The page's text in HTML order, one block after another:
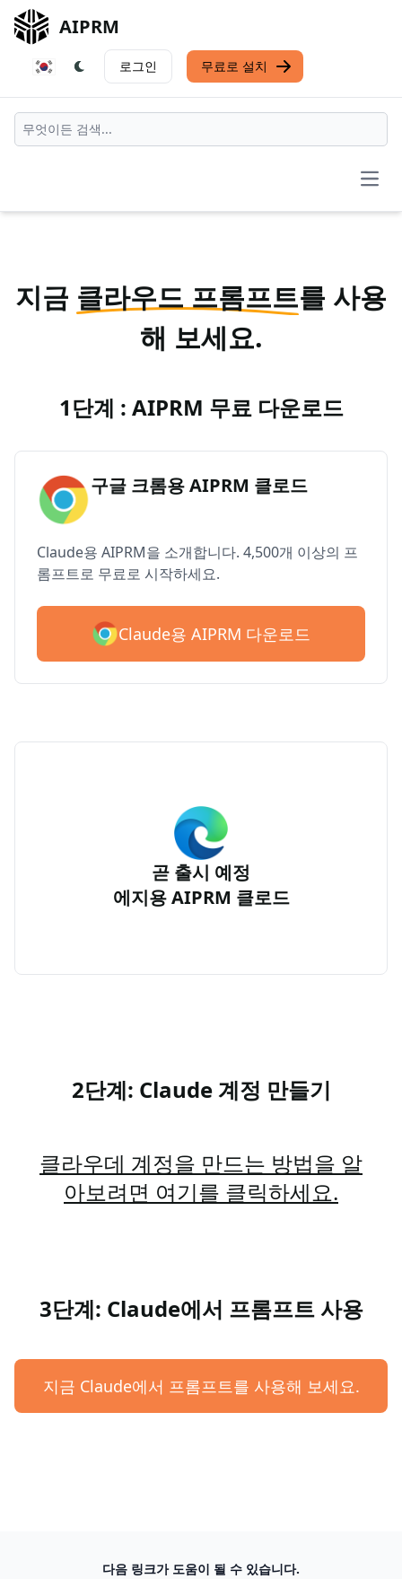
AIPRM
로그인 무료로 설치
지금 클라우드 프롬프트를 사용
해 보세요.
1단계 : AIPRM 무료 다운로드
구글 크롬용 AIPRM 클로드
Claude용 AIPRM을 소개합니다. 4,500개 이상의 프
롬프트로 무료로 시작하세요.
Claude용 AIPRM 다운로드
곧 출시 예정
에지용 AIPRM 클로드
2단계: Claude 계정 만들기
클라우데 계정을 만드는 방법을 알
아보려면 여기를 클릭하세요.
3단계: Claude에서 프롬프트 사용
지금 Claude에서 프롬프트를 사용해 보세요.
다음 링크가 도움이 될 수 있습니다.